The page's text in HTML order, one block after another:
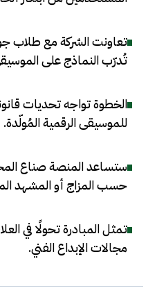
تعاونت الشركة مع طلاب
تُدرّب النماذج على
الخطوة تواجه تحديات
للموسيقى الرقمية المُولّدة.
ستساعد المنصة صناع
حسب المزاج أو المشهد
تمثل المبادرة تحولًا في
مجالات الإبداع الفني.